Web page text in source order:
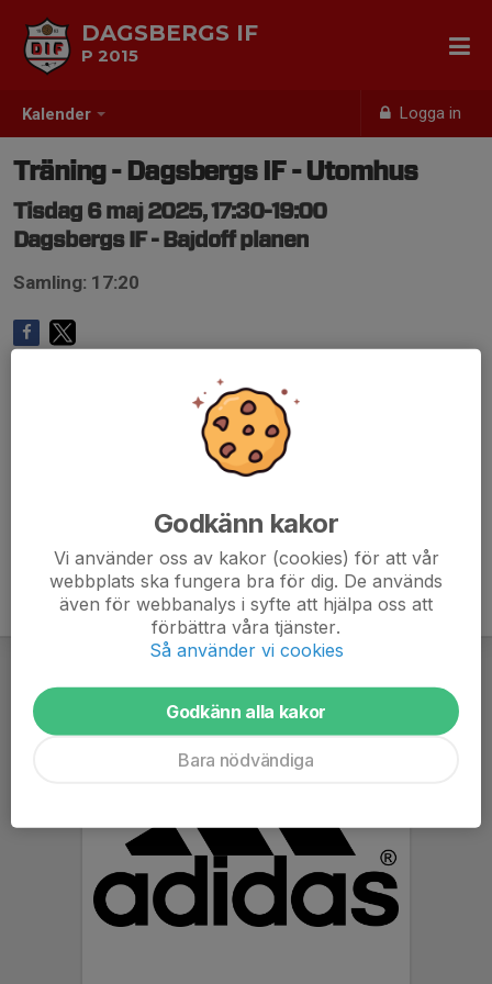
Kalender Logga in
DAGSBERGS IF
P 2015
Träning - Dagsbergs IF - Utomhus
Tisdag 6 maj 2025, 17:30-19:00
Dagsbergs IF - Bajdoff planen
Samling: 17:20
Godkänn kakor
Vi använder oss av kakor (cookies) för att vår
webbplats ska fungera bra för dig. De används
även för webbanalys i syfte att hjälpa oss att
förbättra våra tjänster.
Så använder vi cookies
Godkänn alla kakor
Bara nödvändiga